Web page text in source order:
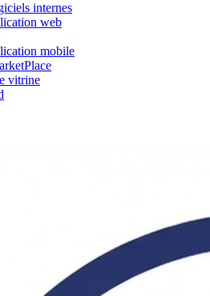
internes
web
mobile
vitrine